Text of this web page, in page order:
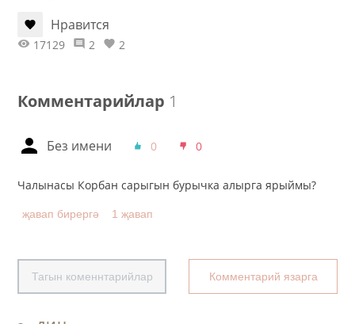
Нравится
17129 2 2
Комментарийлар 1
Без имени 0 0
Чалынасы Корбан сарыгын бурычка алырга ярыймы?
җавап бирергә 1 җавап
Тагын коменнтарийлар Комментарий язарга